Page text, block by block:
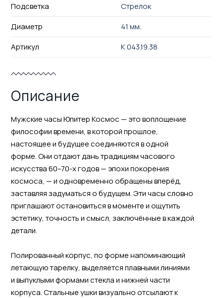
Подсветка
Стрелок
Диаметр
41 мм.
Артикул
K 043.19.38
Описание
Мужские часы Юпитер Космос — это воплощение
философии времени, в которой прошлое,
настоящее и будущее соединяются в одной
форме. Они отдают дань традициям часового
искусства 60–70-х годов — эпохи покорения
космоса, — и одновременно обращены вперёд,
заставляя задуматься о будущем. Эти часы словно
приглашают остановиться в моменте и ощутить
эстетику, точность и смысл, заключённые в каждой
детали.
Полированный корпус, по форме напоминающий
летающую тарелку, выделяется плавными линиями
и выпуклыми формами стекла и нижней части
корпуса. Стальные ушки визуально отсылают к